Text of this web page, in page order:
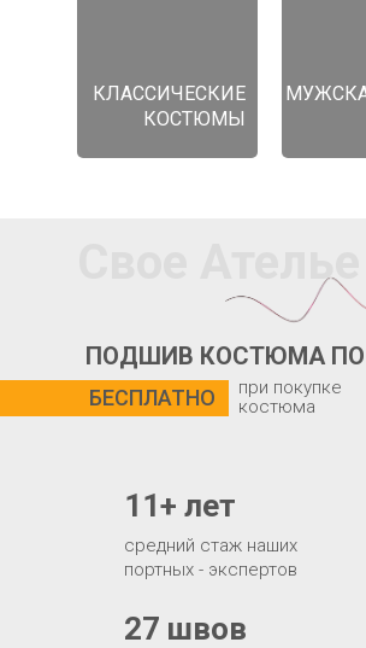
КЛАССИЧЕСКИЕ
КОСТЮМЫ
Свое Ателье
ПОДШИВ КОСТЮМА ПО
БЕСПЛАТНО
27 швов
средний стаж наших
портных - экспертов
11+ лет
при покупке
костюма